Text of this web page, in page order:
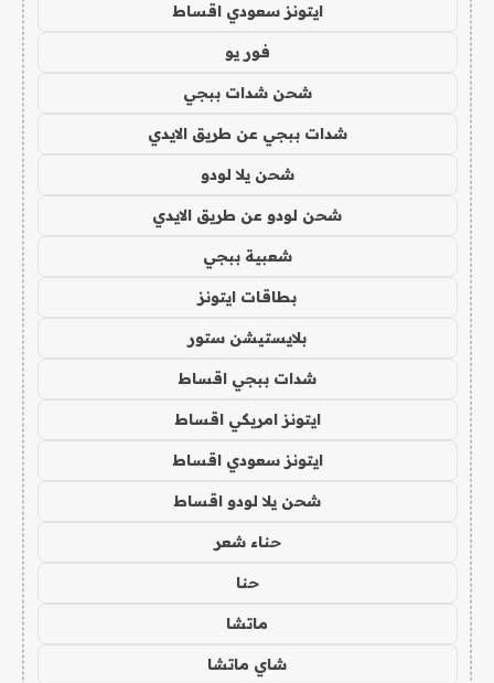
ايتونز سعودي اقساط
فور يو
شحن شدات ببجي
شدات ببجي عن طريق الايدي
شحن يلا لودو
شحن لودو عن طريق الايدي
شعبية ببجي
بطاقات ايتونز
بلايستيشن ستور
شدات ببجي اقساط
ايتونز امريكي اقساط
ايتونز سعودي اقساط
شحن يلا لودو اقساط
حناء شعر
حنا
ماتشا
شاي ماتشا